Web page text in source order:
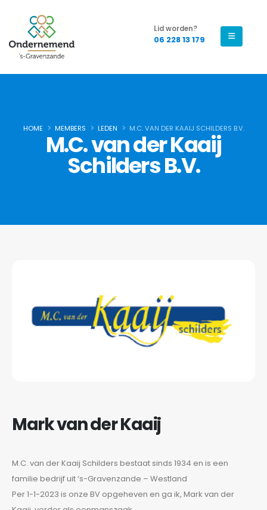
Lid worden?
06 228 13 179
HOME MEMBERS LEDEN M.C. VAN DER KAAIJ SCHILDERS B.V.
M.C. van der Kaaij
Schilders B.V.
Mark van der Kaaij
M.C. van der Kaaij Schilders bestaat sinds 1934 en is een
familie bedrijf uit ‘s-Gravenzande – Westland
Per 1-1-2023 is onze BV opgeheven en ga ik, Mark van der